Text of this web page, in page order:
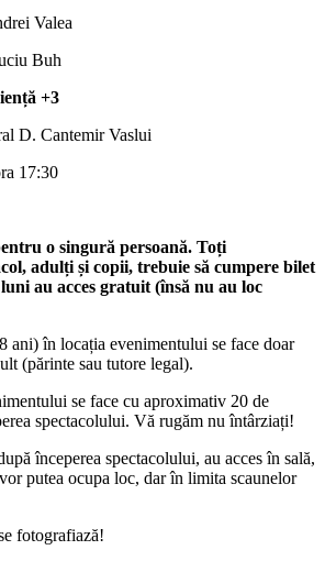
Valea
Buh
+3
D. Cantemir Vaslui
17:30
o singură persoană. Toți
adulți și copii, trebuie să cumpere bilet
au acces gratuit (însă nu au loc
ani) în locația evenimentului se face doar
(părinte sau tutore legal).
se face cu aproximativ 20 de
spectacolului. Vă rugăm nu întârziați!
începerea spectacolului, au acces în sală,
putea ocupa loc, dar în limita scaunelor
fotografiază!